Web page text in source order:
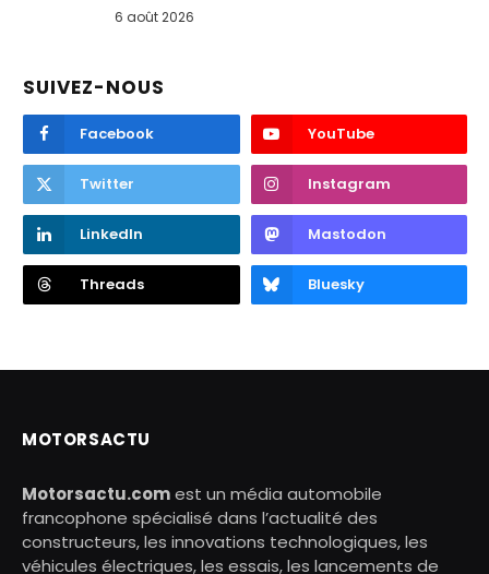
6 août 2026
SUIVEZ-NOUS
Facebook YouTube
Twitter Instagram
LinkedIn Mastodon
Threads Bluesky
MOTORSACTU
Motorsactu.comest un média automobile
francophone spécialisé dans l’actualité des
constructeurs, les innovations technologiques, les
véhicules électriques, les essais, les lancements de